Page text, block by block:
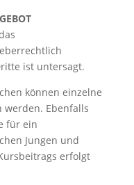
ist untersagt.
können einzelne
Ebenfalls
für ein
Jungen und
erfolgt